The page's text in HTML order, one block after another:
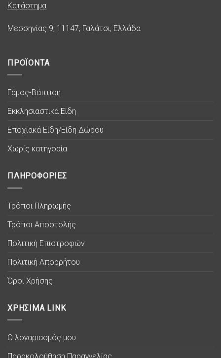
Κατάστημα
Μεσσηνίας 9, 11147, Γαλάτσι, Ελλάδα
ΠΡΟΪΟΝΤΑ
Γάμος-Βάπτιση
Εκκλησιαστικά Είδη
Εποχιακά Είδη/Είδη Δώρου
Χωρίς κατηγορία
ΠΛΗΡΟΦΟΡΙΕΣ
Τρόποι Πληρωμής
Τρόποι Αποστολής
Πολιτική Επιστροφών
Πολιτική Απορρήτου
Όροι Χρήσης
ΧΡΗΣΙΜΑ LINK
Ο λογαριασμός μου